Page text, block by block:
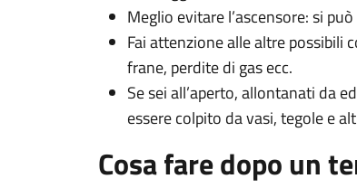
Meglio evitare l’ascensore: si
Fai attenzione alle altre possibili
frane, perdite di gas ecc.
Se sei all’aperto, allontanati da
essere colpito da vasi, tegole e
Cosa fare dopo un